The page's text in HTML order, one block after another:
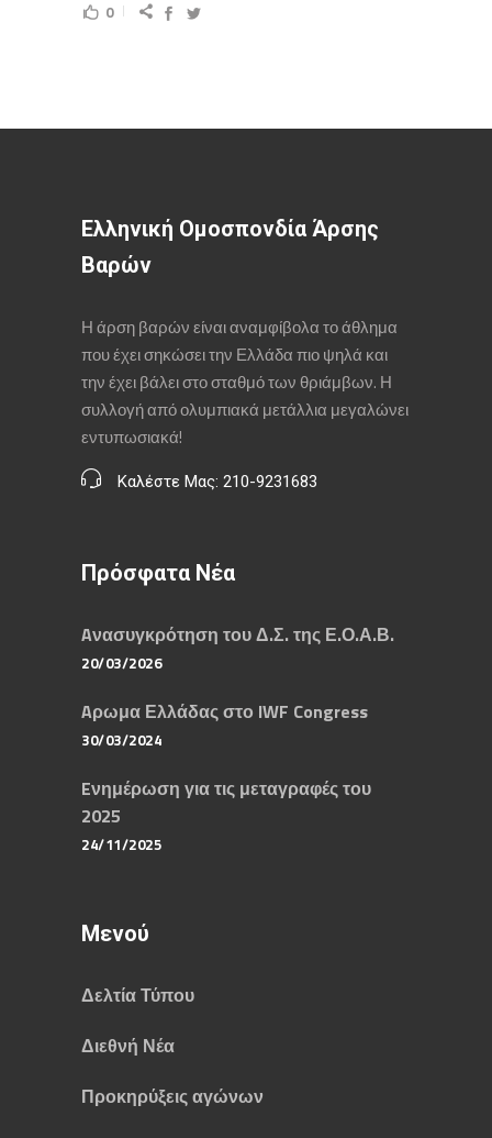
0
Ελληνική Ομοσπονδία Άρσης
Βαρών
Η άρση βαρών είναι αναμφίβολα το άθλημα
που έχει σηκώσει την Ελλάδα πιο ψηλά και
την έχει βάλει στο σταθμό των θριάμβων. Η
συλλογή από ολυμπιακά μετάλλια μεγαλώνει
εντυπωσιακά!
Καλέστε Μας: 210-9231683
Πρόσφατα Νέα
Aνασυγκρότηση του Δ.Σ. της Ε.Ο.Α.Β.
20/03/2026
Aρωμα Ελλάδας στο IWF Congress
30/03/2024
Eνημέρωση για τις μεταγραφές του
2025
24/11/2025
Μενού
Δελτία Τύπου
Διεθνή Νέα
Προκηρύξεις αγώνων